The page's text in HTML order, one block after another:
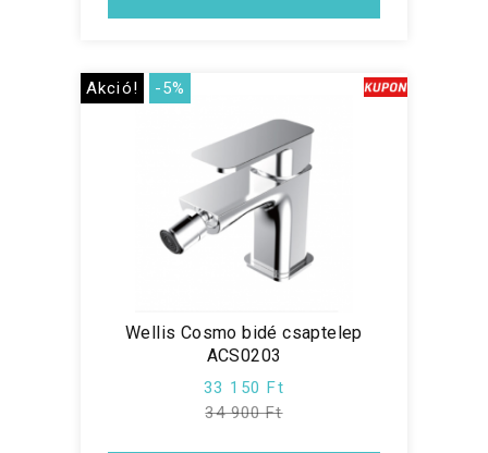
Akció! -5%
Wellis Cosmo bidé csaptelep
ACS0203
33 150 Ft
34 900 Ft